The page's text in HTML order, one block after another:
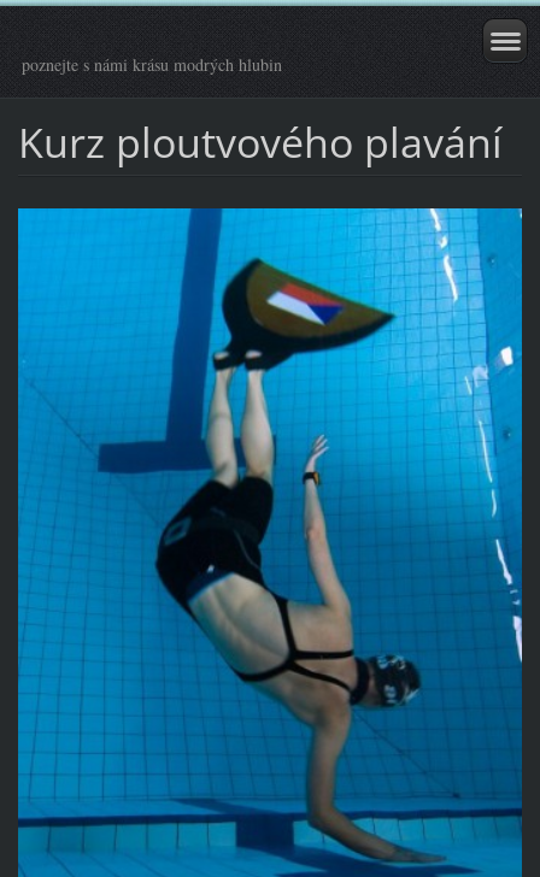
poznejte s námi krásu modrých hlubin
Kurz ploutvového plavání